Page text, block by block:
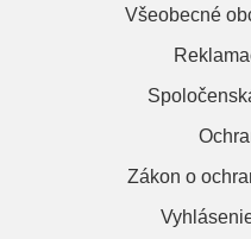
Všeobecné
Zákon o